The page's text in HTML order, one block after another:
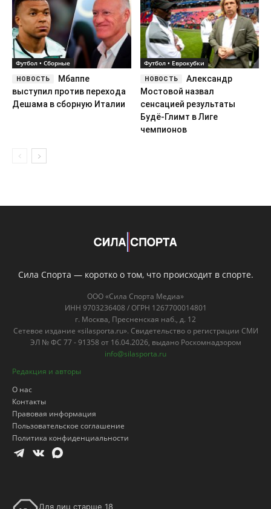
Футбол • Сборные
Мбаппе
выступил против перехода
Дешама в сборную Италии
Футбол • Еврокубки
Александр
Мостовой назвал
сенсацией результаты
Будё-Глимт в Лиге
чемпионов
Сила Спорта — коротко о том, что происходит в спорте.
ООО «Сила Спорта Медиа»
ИНН 9703236408 / ОГРН 1267700014801
г. Москва, Пресненская наб., д. 12
Сетевое издание «silasporta.ru». Свидетельство о регистрации СМИ
ЭЛ № ФС 77 - 91358 от 16.04.2026, выдано Роскомнадзором
info@silasporta.ru
Редакция и авторы
О нас
Контакты
Правовая информация
Пользовательское соглашение
Политика конфиденциальности
Для лиц старше 18